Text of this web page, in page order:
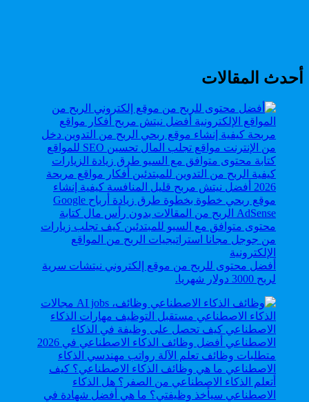
أحدث المقالات
أفضل محتوى للربح من موقع إلكتروني نيتشات سرية
لربح 3000 دولار شهريا.